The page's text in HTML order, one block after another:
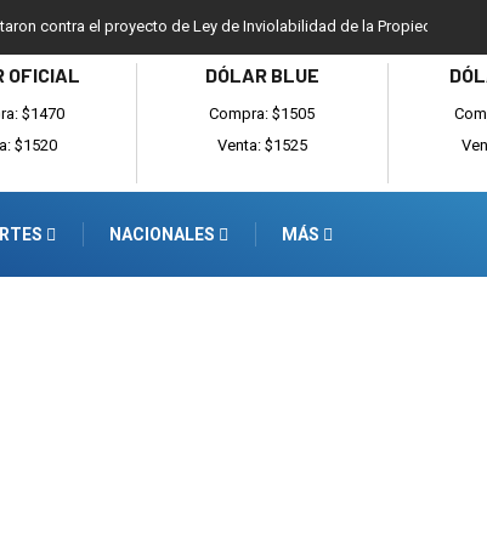
contra el proyecto de Ley de Inviolabilidad de la Propiedad
OFICIAL
$1470
$1520
DÓLAR BLUE
Compra: $1505
Venta: $1525
NACIONALES MÁS